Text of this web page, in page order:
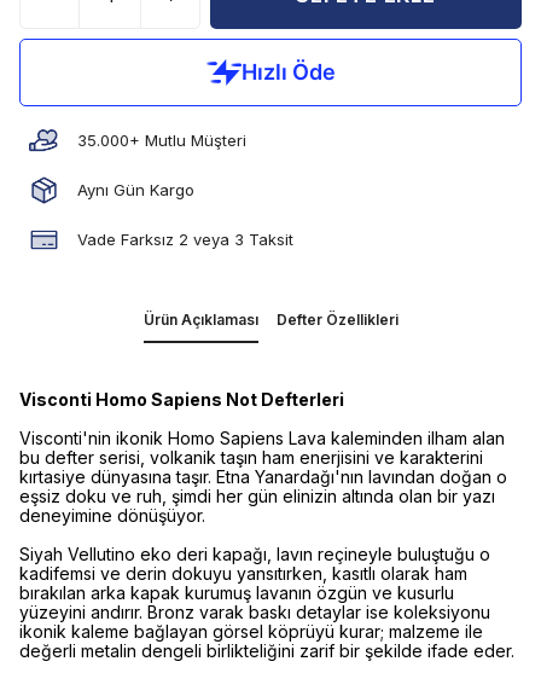
35.000+ Mutlu Müşteri
Aynı Gün Kargo
Vade Farksız 2 veya 3 Taksit
Ürün Açıklaması Defter Özellikleri
Visconti Homo Sapiens Not Defterleri
Visconti'nin ikonik Homo Sapiens Lava kaleminden ilham alan
bu defter serisi, volkanik taşın ham enerjisini ve karakterini
kırtasiye dünyasına taşır. Etna Yanardağı'nın lavından doğan o
eşsiz doku ve ruh, şimdi her gün elinizin altında olan bir yazı
deneyimine dönüşüyor.
Siyah Vellutino eko deri kapağı, lavın reçineyle buluştuğu o
kadifemsi ve derin dokuyu yansıtırken, kasıtlı olarak ham
bırakılan arka kapak kurumuş lavanın özgün ve kusurlu
yüzeyini andırır. Bronz varak baskı detaylar ise koleksiyonu
ikonik kaleme bağlayan görsel köprüyü kurar; malzeme ile
değerli metalin dengeli birlikteliğini zarif bir şekilde ifade eder.